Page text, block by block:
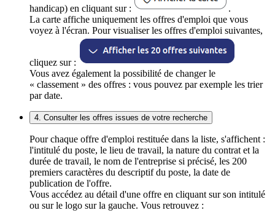
handicap) en cliquant sur :
.
La carte affiche uniquement les offres d'emploi que vous
voyez à l'écran. Pour visualiser les offres d'emploi suivantes,
cliquez sur :
Vous avez également la possibilité de changer le
« classement » des offres : vous pouvez par exemple les trier
par date.
4. Consulter les offres issues de votre recherche
Pour chaque offre d'emploi restituée dans la liste, s'affichent :
l'intitulé du poste, le lieu de travail, la nature du contrat et la
durée de travail, le nom de l'entreprise si précisé, les 200
premiers caractères du descriptif du poste, la date de
publication de l'offre.
Vous accédez au détail d'une offre en cliquant sur son intitulé
ou sur le logo sur la gauche. Vous retrouvez :